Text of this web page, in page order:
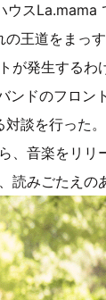
ウス
王道をまっ
が発生する
ドのフロン
談を行った
、音楽をリ
みごたえの